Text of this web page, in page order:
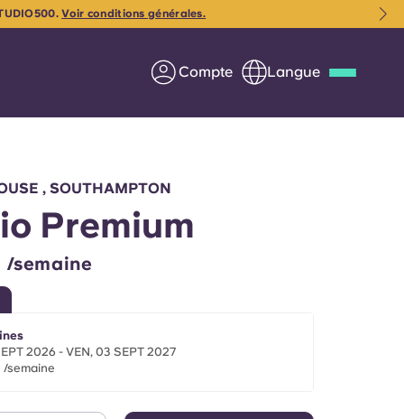
Compte Langue
parents
Voir conditions générales.
, SOUTHAMPTON
Premium
/semaine
2026 - VEN, 03 SEPT 2027
/semaine